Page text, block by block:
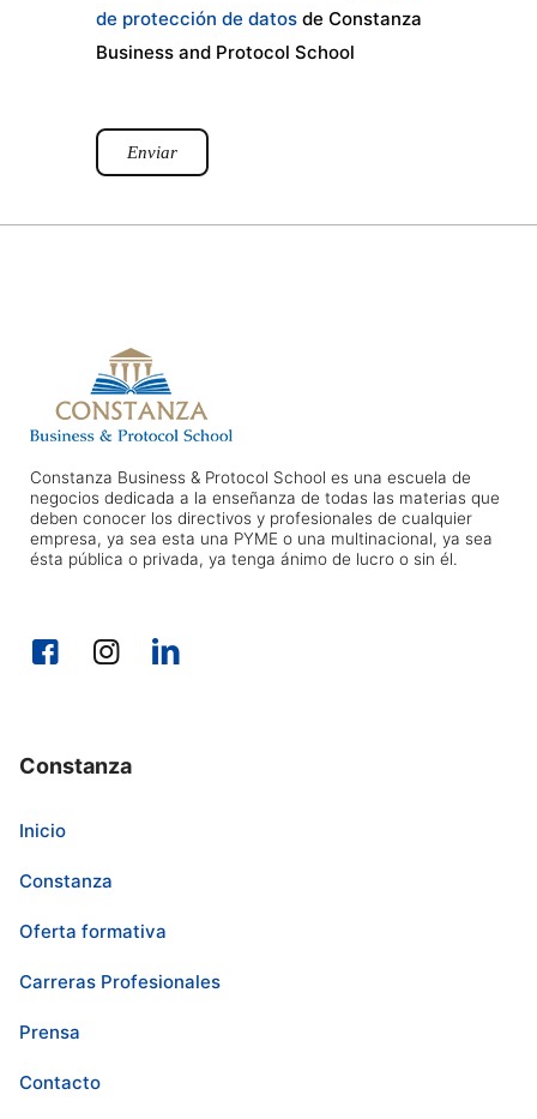
de protección de datos de Constanza
Business and Protocol School
Enviar
Constanza Business & Protocol School es una escuela de
negocios dedicada a la enseñanza de todas las materias que
deben conocer los directivos y profesionales de cualquier
empresa, ya sea esta una PYME o una multinacional, ya sea
ésta pública o privada, ya tenga ánimo de lucro o sin él.
Constanza
Inicio
Constanza
Oferta formativa
Carreras Profesionales
Prensa
Contacto